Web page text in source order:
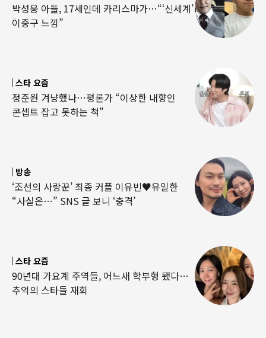
박성웅 아들, 17세인데 카리스마가…“‘신세계’
이중구 느낌”
스타 요즘
정준원 겨냥했나…평론가 “이상한 내향인
콘셉트 잡고 못하는 척”
방송
‘조선의 사랑꾼’ 최종 커플 이유빈♥유일한
“사실은…” SNS 글 보니 ‘충격’
스타 요즘
90년대 가요계 주역들, 어느새 학부형 됐다…
추억의 스타들 재회